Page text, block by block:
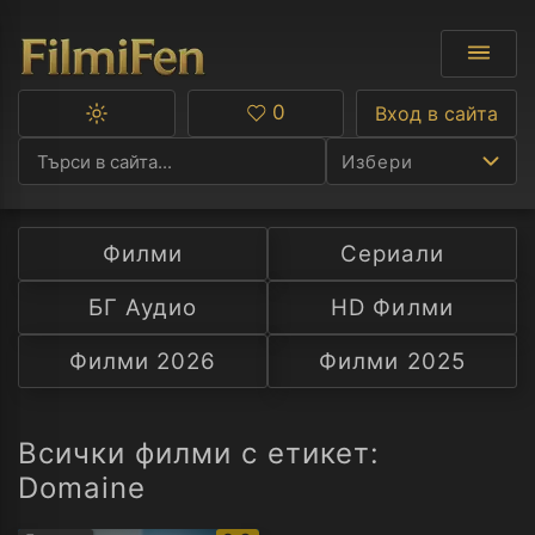
Избери
Ф
С
А
Превключване
тъмна
тема
Любими
0 Вход в сайта
Филми
Сериали
БГ Аудио
HD Филми
Филми 2026
Филми 2025
Всички филми с етикет:
Domaine